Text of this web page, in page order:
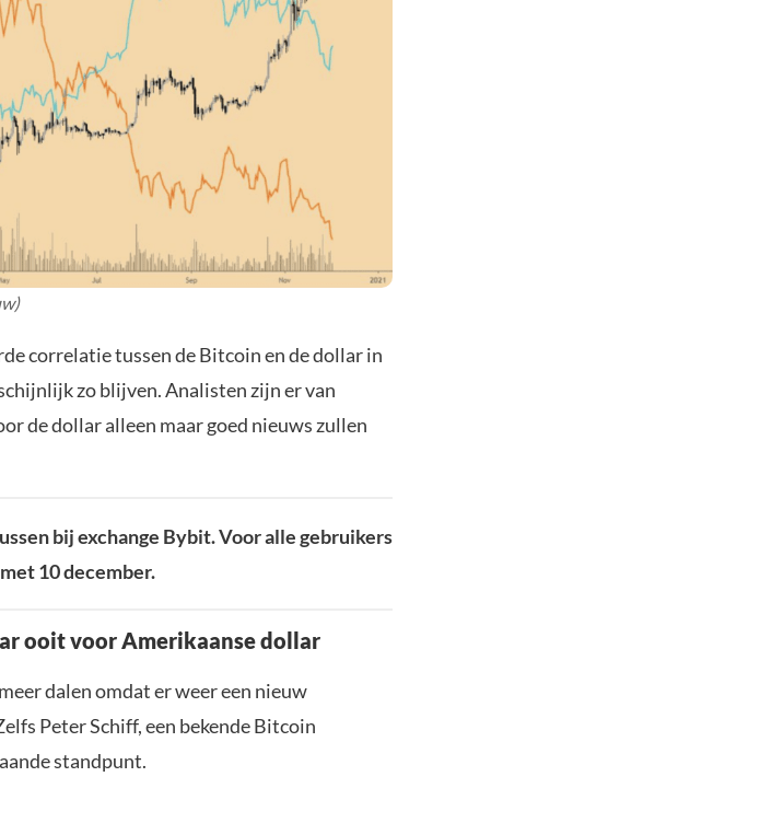
correlatie tussen de Bitcoin en de dollar in
zo blijven. Analisten zijn er van
de dollar alleen maar goed nieuws zullen
bij exchange Bybit. Voor alle gebruikers
10 december.
ooit voor Amerikaanse dollar
dalen omdat er weer een nieuw
Peter Schiff, een bekende Bitcoin
standpunt.